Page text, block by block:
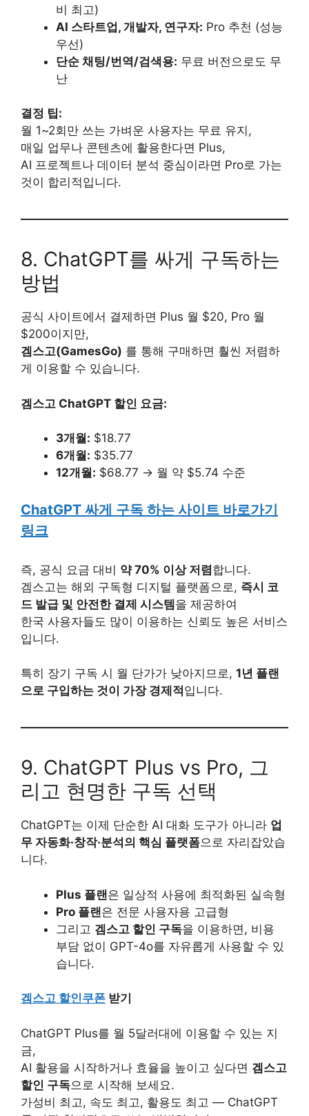
비 최고)
AI 스타트업, 개발자, 연구자: Pro 추천 (성능
우선)
단순 채팅/번역/검색용: 무료 버전으로도 무
난
결정 팁:
월 1~2회만 쓰는 가벼운 사용자는 무료 유지,
매일 업무나 콘텐츠에 활용한다면 Plus,
AI 프로젝트나 데이터 분석 중심이라면 Pro로 가는
것이 합리적입니다.
8. ChatGPT를 싸게 구독하는
방법
공식 사이트에서 결제하면 Plus 월 $20, Pro 월
$200이지만,
겜스고(GamesGo) 를 통해 구매하면 훨씬 저렴하
게 이용할 수 있습니다.
겜스고 ChatGPT 할인 요금:
3개월: $18.77
6개월: $35.77
12개월: $68.77 → 월 약 $5.74 수준
ChatGPT 싸게 구독 하는 사이트 바로가기
링크
즉, 공식 요금 대비 약 70% 이상 저렴합니다.
겜스고는 해외 구독형 디지털 플랫폼으로, 즉시 코
드 발급 및 안전한 결제 시스템을 제공하여
한국 사용자들도 많이 이용하는 신뢰도 높은 서비스
입니다.
특히 장기 구독 시 월 단가가 낮아지므로, 1년 플랜
으로 구입하는 것이 가장 경제적 입니다.
9. ChatGPT Plus vs Pro, 그
리고 현명한 구독 선택
ChatGPT는 이제 단순한 AI 대화 도구가 아니라 업
무 자동화·창작·분석의 핵심 플랫폼으로 자리잡았습
니다.
Plus 플랜은 일상적 사용에 최적화된 실속형
Pro 플랜은 전문 사용자용 고급형
그리고 겜스고 할인 구독을 이용하면, 비용
부담 없이 GPT-4o를 자유롭게 사용할 수 있
습니다.
겜스고 할인쿠폰 받기
ChatGPT Plus를 월 5달러대에 이용할 수 있는 지
금,
AI 활용을 시작하거나 효율을 높이고 싶다면 겜스고
할인 구독으로 시작해 보세요.
가성비 최고, 속도 최고, 활용도 최고 — ChatGPT